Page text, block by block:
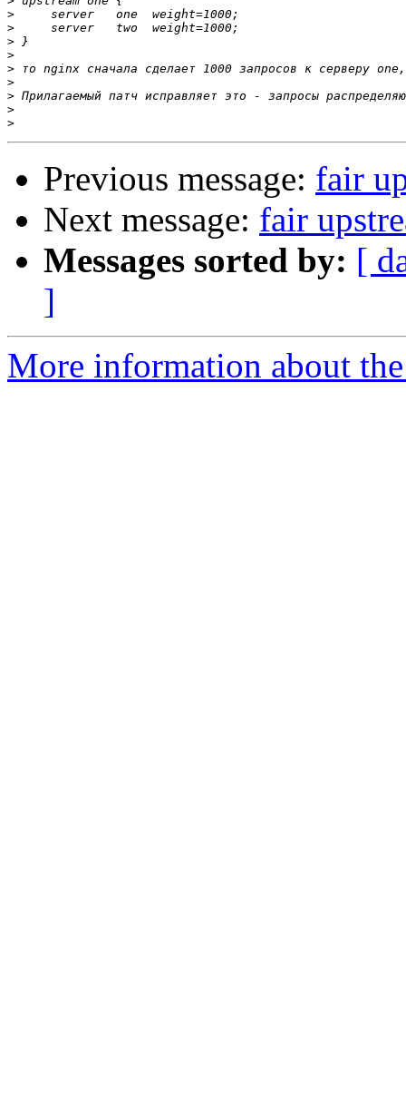
>
>
>
>
>
>
>
>
>
Previous message: fair
Next message: fair
Messages sorted by: [
]
More information about